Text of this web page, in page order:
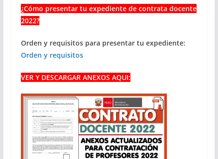
¿Cómo presentar tu expediente de contrata docente
2022?
Orden y requisitos para presentar tu expediente:
Orden y requisitos
VER Y DESCARGAR ANEXOS AQUI: